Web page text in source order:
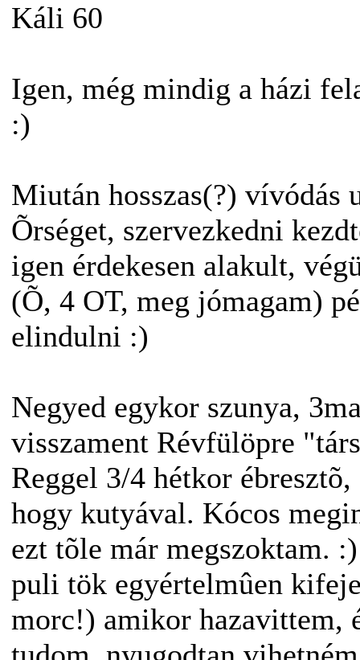
Káli 60
Igen, még mindig a házi
:)
Miután hosszas(?) vívódás
Õrséget, szervezkedni
igen érdekesen alakult,
(Õ, 4 OT, meg jómagam)
elindulni :)
Negyed egykor szunya,
visszament Révfülöpre
Reggel 3/4 hétkor
hogy kutyával. Kócos
ezt tõle már megszoktam.
puli tök egyértelmûen
morc!) amikor hazavittem,